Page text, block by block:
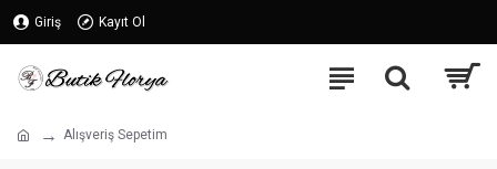
Giriş Kayıt Ol
Alışveriş Sepetim